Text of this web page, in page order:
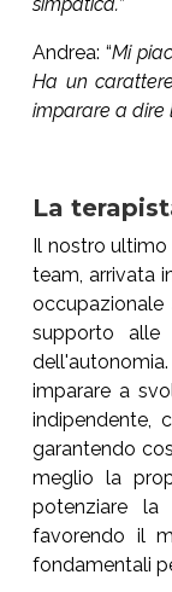
Andrea: “Mi
Ha un
imparare a dire
La
Il nostro
team, arrivata
supporto alle
imparare a
indipendente,
garantendo
meglio la
potenziare la
favorendo il
fondamentali